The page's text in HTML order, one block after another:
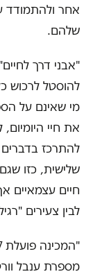
אחר ולהתמודד
שלהם.
"אבני דרך
להוסטל לרכוש
מי שאינם על
את חיי
להתרכז בדברים
שלישית, כזו
חיים עצמאיים
לבין צעירים
מספרת ענבל